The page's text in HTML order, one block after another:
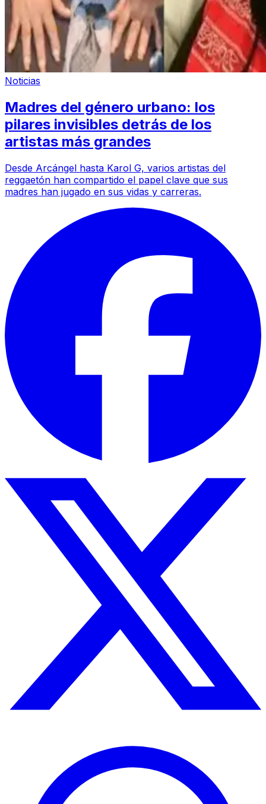
Noticias
Madres del género urbano: los
pilares invisibles detrás de los
artistas más grandes
Desde Arcángel hasta Karol G, varios artistas del
reggaetón han compartido el papel clave que sus
madres han jugado en sus vidas y carreras.